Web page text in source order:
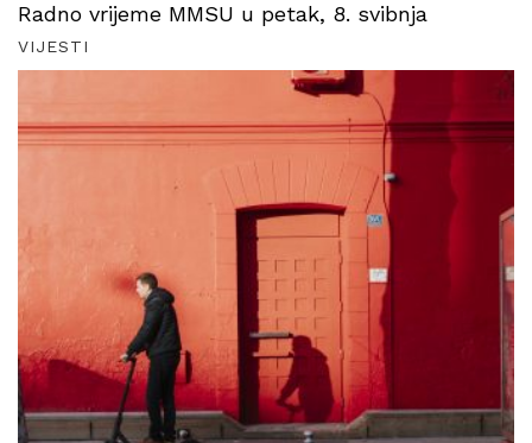
Radno vrijeme MMSU u petak, 8. svibnja
VIJESTI